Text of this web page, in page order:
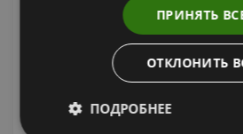
ПРИНЯТЬ
ОТКЛОНИТЬ
ПОДРОБНЕЕ